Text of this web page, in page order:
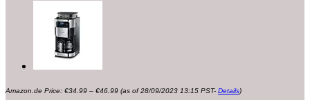
Amazon.de Price: €34.99 – €46.99 €34.99
(as of 28/09/2023 13:15 PST- Details)